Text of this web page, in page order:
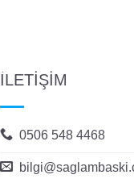
İLETİŞİM
0506 548 4468